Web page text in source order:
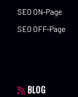
SEO ON-Page
SEO OFF-Page
BLOG